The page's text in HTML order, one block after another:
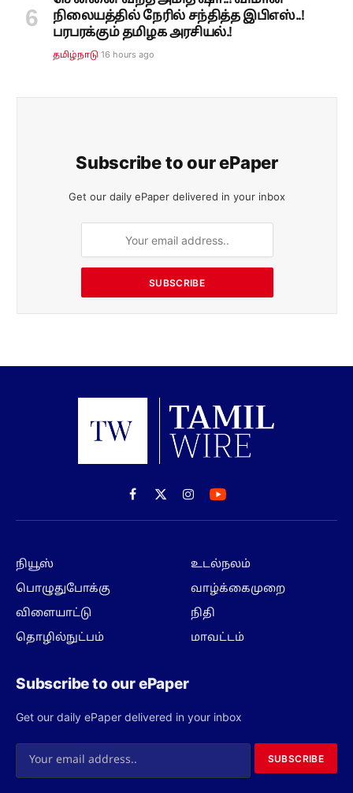
நிலையத்தில் நேரில் சந்தித்த இபிஎஸ்..!
பரபரக்கும் தமிழக அரசியல்.!
தமிழ்நாடு 16 hours ago
Subscribe to our ePaper
Get our daily ePaper delivered in your inbox
SUBSCRIBE
Facebook
X
(Twitter)
Instagram
நியூஸ்
பொழுதுபோக்கு
விளையாட்டு
தொழில்நுட்பம்
உடல்நலம்
வாழ்க்கைமுறை
நிதி
மாவட்டம்
Subscribe to our ePaper
Get our daily ePaper delivered in your inbox
SUBSCRIBE